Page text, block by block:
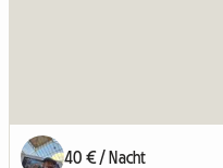
40 € / Nacht